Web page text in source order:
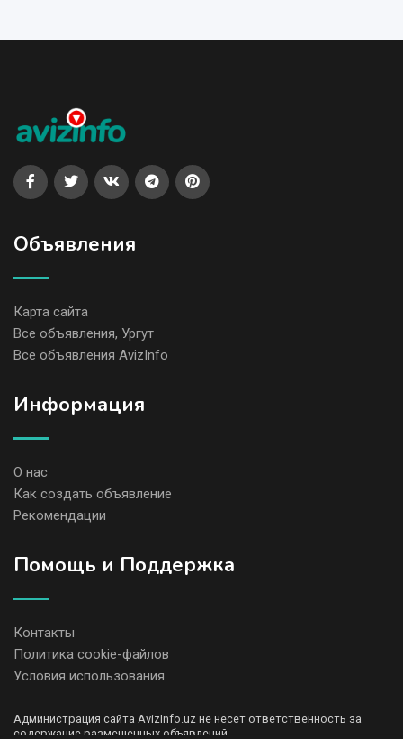
Объявления
Карта сайта
Все объявления, Ургут
Все объявления AvizInfo
Информация
О нас
Как создать объявление
Рекомендации
Помощь и Поддержка
Контакты
Политика cookie-файлов
Условия использования
Администрация сайта AvizInfo.uz не несет ответственность за
содержание размещенных объявлений.